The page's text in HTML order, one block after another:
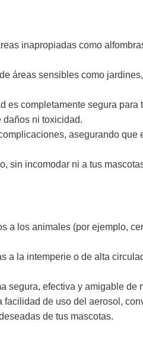
inapropiadas como
áreas sensibles como
es completamente segura para
daños ni toxicidad.
asegurando que
sin incomodar ni a tus
a los animales (por ejemplo,
a la intemperie o de alta
segura, efectiva y amigable de
de uso del aerosol,
de tus mascotas.